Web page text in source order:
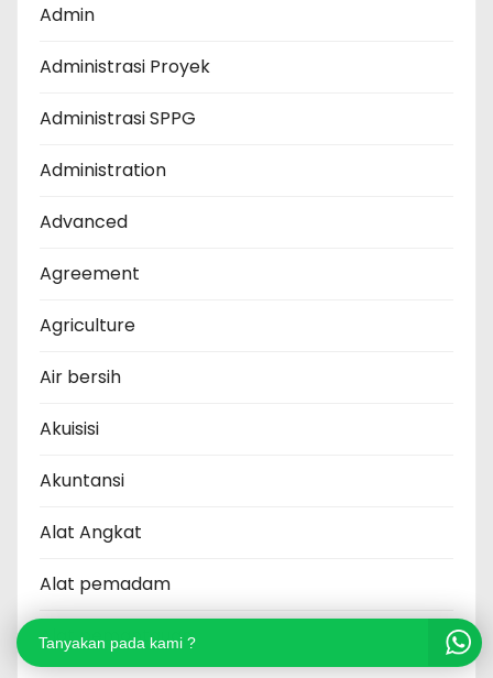
Admin
Administrasi Proyek
Administrasi SPPG
Administration
Advanced
Agreement
Agriculture
Air bersih
Akuisisi
Akuntansi
Alat Angkat
Alat pemadam
Alat pemantauan
Tanyakan pada kami ?